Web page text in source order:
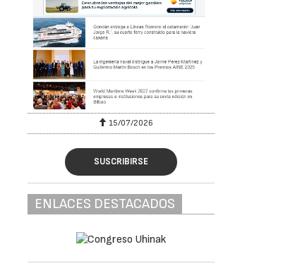
15/07/2026
SUSCRIBIRSE
ENLACES DESTACADOS